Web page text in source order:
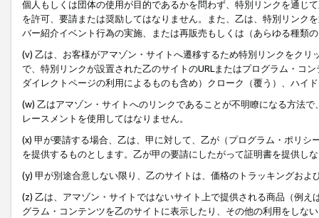
個人もしくは団体の使用が目的であるかを問わず、特別リンクを通じ
を許可、要請または奨励してはなりません。また、乙は、特別リンク
バー紹介イベント行為の実施、または再販売もしくは（あらゆる種類
(v) 乙は、お客様がアマゾン・サイトへ遷移するため特別リンクをク
で、特別リンクが設置された乙のサイトのURLまたはプログラム・コ
ダイレクトページの利用によるものも含め）クローク（覆う）、ハイ
(w) 乙はアマゾン・サイトへのリンクであることが不明瞭になる方法
レースメントを使用してはなりません。
(x) 甲が要請する場合、乙は、甲に対して、乙が（プログラム・ポリ
を提供するものとします。乙が甲の要請にしたがって証明書を提供し
(y) 甲が別途合意しない限り、乙のサイトは、価格のトラッキングお
(z) 乙は、アマゾン・サイトではないサイト上で提供される商品（例
グラム・コンテンツを乙のサイトに表示したり、その他の利用をしな